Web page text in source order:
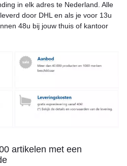
in elk adres te Nederland. Alle
door DHL en als je voor 13u
48u bij jouw thuis of kantoor
artikelen met een